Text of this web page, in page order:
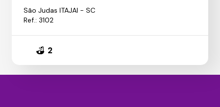
São Judas ITAJAI - SC
Ref.: 3102
2